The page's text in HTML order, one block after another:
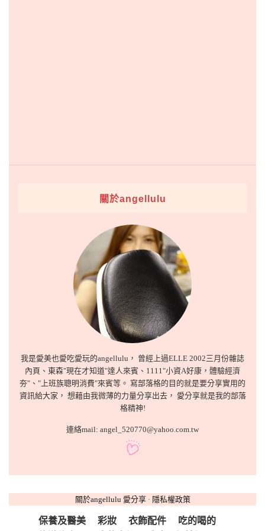
關於angellulu
我是愛美也愛吃愛玩的angellulu， 曾經上過ELLE 2002三月份雜誌
內頁、東森"現在才知道"達人來賓、1111"小資A好康，體驗經濟
夯"、"上班族聰明消費"來賓等。 寫部落格的目的就是要分享實用的
資訊給大家， 想藉由我微薄的力量分享出去， 愛分享就是我的部落
格精神!
連絡mail: angel_520770@yahoo.com.tw
關於angellulu 愛分享· 隱私權政策
保養及醫美 彩妝 衣飾配件
吃的喝的